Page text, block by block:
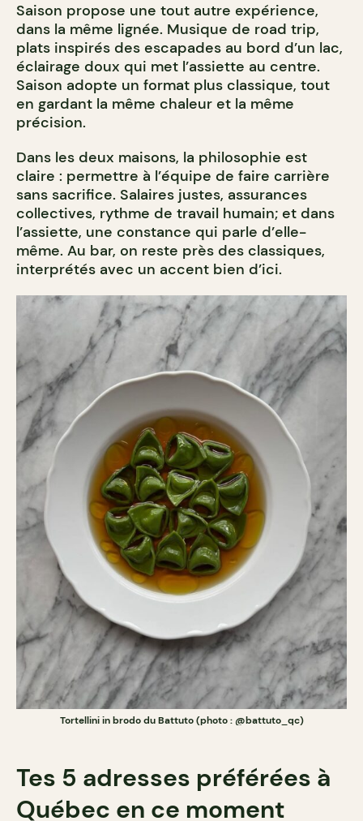
Saison propose une tout autre expérience,
dans la même lignée. Musique de road trip,
plats inspirés des escapades au bord d’un lac,
éclairage doux qui met l’assiette au centre.
Saison adopte un format plus classique, tout
en gardant la même chaleur et la même
précision.
Dans les deux maisons, la philosophie est
claire : permettre à l’équipe de faire carrière
sans sacrifice. Salaires justes, assurances
collectives, rythme de travail humain; et dans
l’assiette, une constance qui parle d’elle-
même. Au bar, on reste près des classiques,
interprétés avec un accent bien d’ici.
Tortellini in brodo du Battuto (photo : @battuto_qc)
Tes 5 adresses préférées à
Québec en ce moment